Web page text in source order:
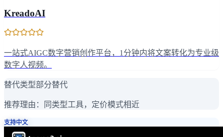
KreadoAI
一站式AIGC数字营销创作平台，1分钟内将文案转化为专业级
数字人视频。
替代类型部分替代
推荐理由： 同类型工具，定价模式相近
支持中文